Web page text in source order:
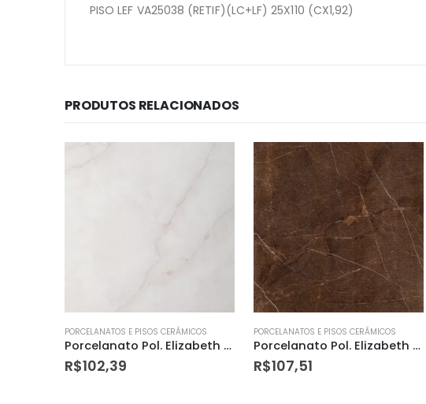
PISO LEF VA25038 (RETIF)(LC+LF) 25X110 (CX1,92)
PRODUTOS RELACIONADOS
PORCELANATOS E PISOS CERÂMICOS
Porcelanato Pol. Elizabeth 84×84 Egeu Brown
R$107,51
PORCELANATOS E PISOS CERÂMICOS
Porcelanato Elizabeth 62,5×62,5 Polar Lux